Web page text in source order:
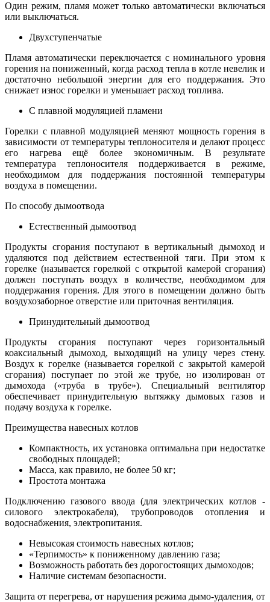
Один режим, пламя может только автоматически включаться
или выключаться.
Двухступенчатые
Пламя автоматически переключается с номинального уровня
горения на пониженный, когда расход тепла в котле невелик и
достаточно небольшой энергии для его поддержания. Это
снижает износ горелки и уменьшает расход топлива.
С плавной модуляцией пламени
Горелки с плавной модуляцией меняют мощность горения в
зависимости от температуры теплоносителя и делают процесс
его нагрева ещё более экономичным. В результате
температура теплоносителя поддерживается в режиме,
необходимом для поддержания постоянной температуры
воздуха в помещении.
По способу дымоотвода
Естественный дымоотвод
Продукты сгорания поступают в вертикальный дымоход и
удаляются под действием естественной тяги. При этом к
горелке (называется горелкой с открытой камерой сгорания)
должен поступать воздух в количестве, необходимом для
поддержания горения. Для этого в помещении должно быть
воздухозаборное отверстие или приточная вентиляция.
Принудительный дымоотвод
Продукты сгорания поступают через горизонтальный
коаксиальный дымоход, выходящий на улицу через стену.
Воздух к горелке (называется горелкой с закрытой камерой
сгорания) поступает по этой же трубе, но изолирован от
дымохода («труба в трубе»). Специальный вентилятор
обеспечивает принудительную вытяжку дымовых газов и
подачу воздуха к горелке.
Преимущества навесных котлов
Компактность, их установка оптимальна при недостатке
свободных площадей;
Масса, как правило, не более 50 кг;
Простота монтажа
Подключению газового ввода (для электрических котлов -
силового электрокабеля), трубопроводов отопления и
водоснабжения, электропитания.
Невысокая стоимость навесных котлов;
«Терпимость» к пониженному давлению газа;
Возможность работать без дорогостоящих дымоходов;
Наличие системам безопасности.
Защита от перегрева, от нарушения режима дымо-удаления, от